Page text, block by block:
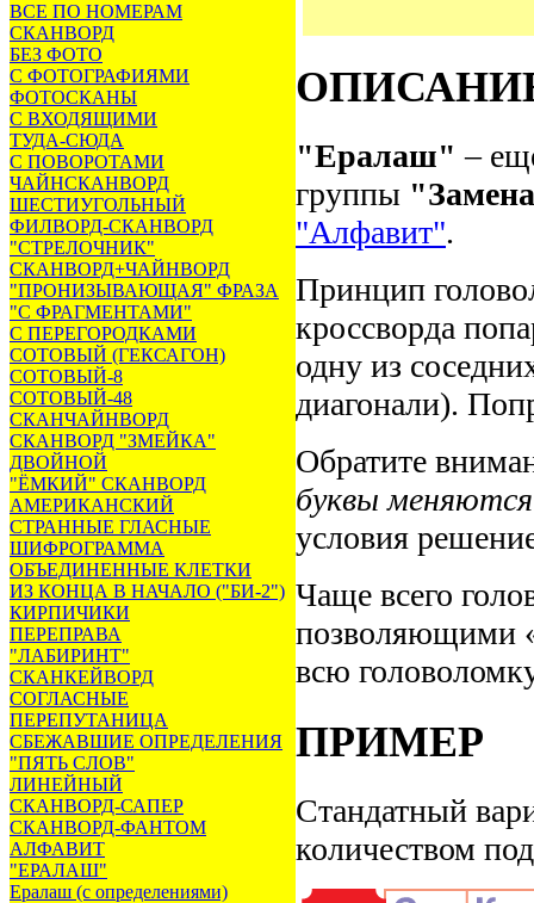
ВСЕ ПО НОМЕРАМ
СКАНВОРД
БЕЗ ФОТО
С ФОТОГРАФИЯМИ
ФОТОСКАНЫ
С ВХОДЯЩИМИ
ТУДА-СЮДА
С ПОВОРОТАМИ
ЧАЙНСКАНВОРД
ШЕСТИУГОЛЬНЫЙ
ФИЛВОРД-СКАНВОРД
"СТРЕЛОЧНИК"
СКАНВОРД+ЧАЙНВОРД
"ПРОНИЗЫВАЮЩАЯ" ФРАЗА
"С ФРАГМЕНТАМИ"
С ПЕРЕГОРОДКАМИ
СОТОВЫЙ (ГЕКСАГОН)
СОТОВЫЙ-8
СОТОВЫЙ-48
СКАНЧАЙНВОРД
СКАНВОРД "ЗМЕЙКА"
ДВОЙНОЙ
"ЁМКИЙ" СКАНВОРД
АМЕРИКАНСКИЙ
СТРАННЫЕ ГЛАСНЫЕ
ШИФРОГРАММА
ОБЪЕДИНЕННЫЕ КЛЕТКИ
ИЗ КОНЦА В НАЧАЛО ("БИ-2")
КИРПИЧИКИ
ПЕРЕПРАВА
"ЛАБИРИНТ"
СКАНКЕЙВОРД
СОГЛАСНЫЕ
ПЕРЕПУТАНИЦА
СБЕЖАВШИЕ ОПРЕДЕЛЕНИЯ
"ПЯТЬ СЛОВ"
ЛИНЕЙНЫЙ
СКАНВОРД-САПЕР
СКАНВОРД-ФАНТОМ
АЛФАВИТ
"ЕРАЛАШ"
Ералаш (с определениями)
"Ералаш" –
группы
"Алфавит".
Принцип
кроссворда
одну из
диагонали).
Обратите
буквы
условия
Чаще всего
позволяющими
всю
ПРИМЕР
Стандатный
количеством